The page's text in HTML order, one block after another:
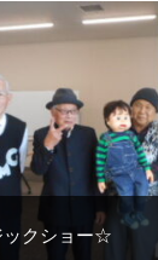
クショー☆